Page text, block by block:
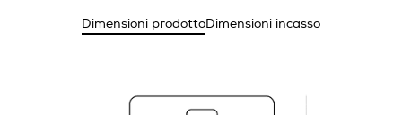
Dimensioni prodottoDimensioni incasso